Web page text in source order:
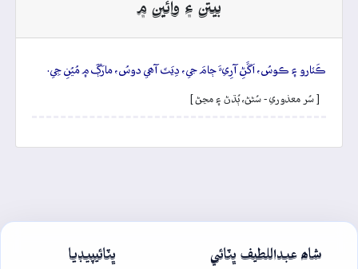
بيتن ۽ وائين ۾
ڪَٽارو ۽ ڪوسُ، اَڱَڻِ آرِيءَ ڄامَ جي، دِيَتَ آھي دوسُ، مارَڳَ ۾ مُيُنِ جِي.
[ سُر معذوري - سُڻڻ، ٻُڌڻ ۽ مڃڻ ]
شاھ عبداللطيف ڀٽائي ڀٽائيپيڊيا